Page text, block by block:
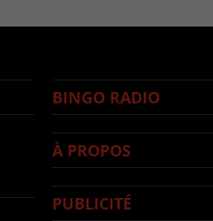
BINGO RADIO
À PROPOS
PUBLICITÉ